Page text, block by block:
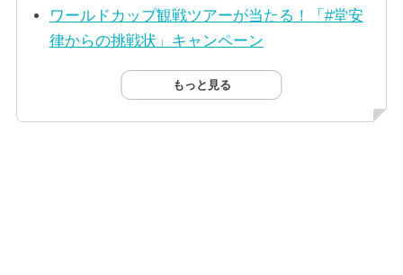
ワールドカップ観戦ツアーが当たる！「#堂安
律からの挑戦状」キャンペーン
もっと見る